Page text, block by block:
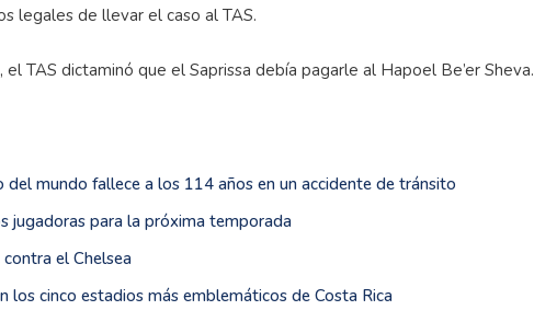
legales de llevar el caso al TAS.
TAS dictaminó que el Saprissa debía pagarle al Hapoel Be’er Sheva.
mundo fallece a los 114 años en un accidente de tránsito
jugadoras para la próxima temporada
el Chelsea
los cinco estadios más emblemáticos de Costa Rica